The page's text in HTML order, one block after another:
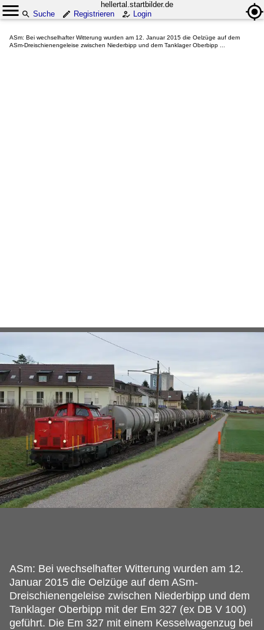
hellertal.startbilder.de
Suche
Registrieren Login
ASm: Bei wechselhafter Witterung wurden am 12. Januar 2015 die Oelzüge auf dem
ASm-Dreischienengeleise zwischen Niederbipp und dem Tanklager Oberbipp ...
ASm: Bei wechselhafter Witterung wurden am 12.
Januar 2015 die Oelzüge auf dem ASm-
Dreischienengeleise zwischen Niederbipp und dem
Tanklager Oberbipp mit der Em 327 (ex DB V 100)
geführt. Die Em 327 mit einem Kesselwagenzug bei